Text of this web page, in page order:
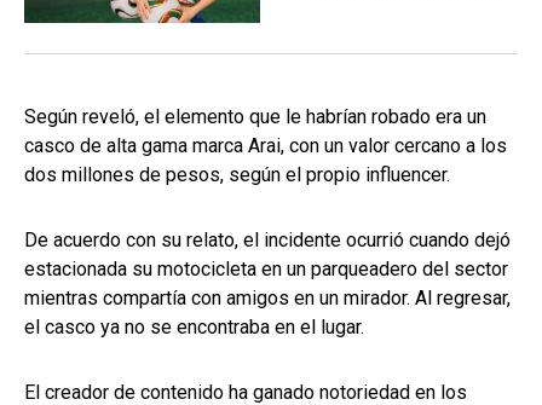
Según reveló, el elemento que le habrían robado era un
casco de alta gama marca Arai, con un valor cercano a los
dos millones de pesos, según el propio influencer.
De acuerdo con su relato, el incidente ocurrió cuando dejó
estacionada su motocicleta en un parqueadero del sector
mientras compartía con amigos en un mirador. Al regresar,
el casco ya no se encontraba en el lugar.
El creador de contenido ha ganado notoriedad en los